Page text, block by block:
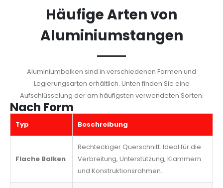
Häufige Arten von
Aluminiumstangen
Aluminiumbalken sind in verschiedenen Formen und
Legierungsarten erhältlich. Unten finden Sie eine
Aufschlüsselung der am häufigsten verwendeten Sorten.
Nach Form
Typ Beschreibung
Flache Balken
Rechteckiger Querschnitt. Ideal für die
Verbreitung, Unterstützung, Klammern
und Konstruktionsrahmen.